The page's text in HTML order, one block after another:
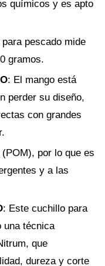
químicos y es apto
pescado mide
gramos.
: El mango está
perder su diseño,
con grandes
por lo que es
y a las
: Este cuchillo para
una técnica
que
dureza y corte